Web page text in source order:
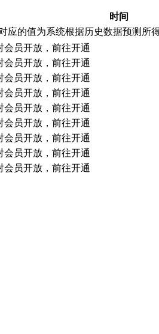
时间
应的值为系统根据历史数据预测所
会员开放，前往开通
会员开放，前往开通
会员开放，前往开通
会员开放，前往开通
会员开放，前往开通
会员开放，前往开通
会员开放，前往开通
会员开放，前往开通
会员开放，前往开通